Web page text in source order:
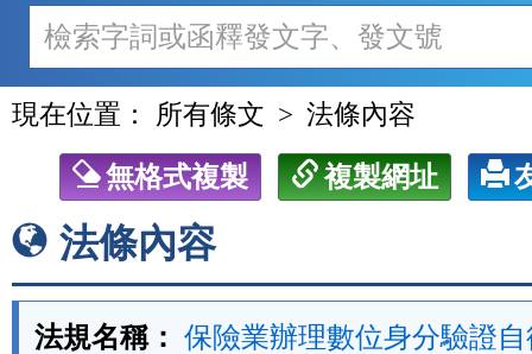
現在位置： 所有條文 法條內容
無格式複製 複製網址
法條內容
法規名稱： 保險業辦理數位身分驗證